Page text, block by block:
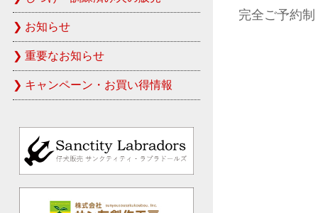
完全ご予約制
お知らせ
重要なお知らせ
キャンペーン・お買い得情報